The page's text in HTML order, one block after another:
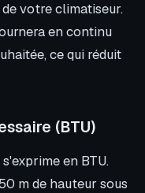
votre climatiseur.
en continu
ce qui réduit
(BTU)
en BTU.
m de hauteur sous